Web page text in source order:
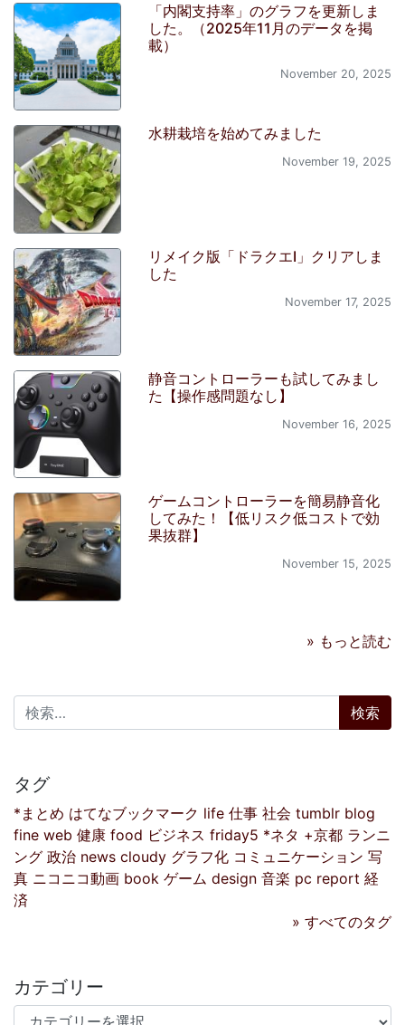
「内閣支持率」のグラフを更新しま
した。（2025年11月のデータを掲
載）
November 20, 2025
水耕栽培を始めてみました
November 19, 2025
リメイク版「ドラクエI」クリアしま
した
November 17, 2025
静音コントローラーも試してみまし
た【操作感問題なし】
November 16, 2025
ゲームコントローラーを簡易静音化
してみた！【低リスク低コストで効
果抜群】
November 15, 2025
» もっと読む
検索:
タグ
*まとめ はてなブックマーク life 仕事 社会 tumblr blog
fine web 健康 food ビジネス friday5 *ネタ +京都 ランニ
ング 政治 news cloudy グラフ化 コミュニケーション 写
真 ニコニコ動画 book ゲーム design 音楽 pc report 経
済
» すべてのタグ
カテゴリー
カテゴリー